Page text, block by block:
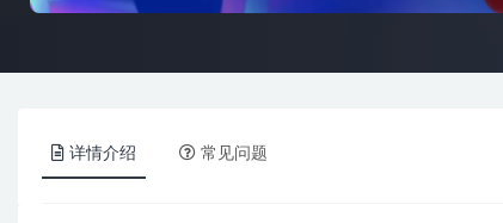
详情介绍 常见问题